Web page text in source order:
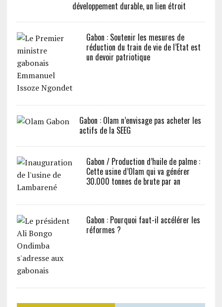
développement durable, un lien étroit
Gabon : Soutenir les mesures de
réduction du train de vie de l’Etat est
un devoir patriotique
Gabon : Olam n’envisage pas acheter les
actifs de la SEEG
Gabon / Production d’huile de palme :
Cette usine d’Olam qui va générer
30.000 tonnes de brute par an
Gabon : Pourquoi faut-il accélérer les
réformes ?